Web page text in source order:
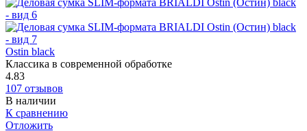
Ostin black
Классика в современной обработке
4.83
107 отзывов
В наличии
К сравнению
Отложить